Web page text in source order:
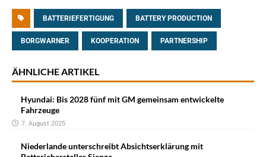
BATTERIEFERTIGUNG BATTERY PRODUCTION
BORGWARNER KOOPERATION PARTNERSHIP
ÄHNLICHE ARTIKEL
Hyundai: Bis 2028 fünf mit GM gemeinsam entwickelte
Fahrzeuge
7. August 2025
Niederlande unterschreibt Absichtserklärung mit